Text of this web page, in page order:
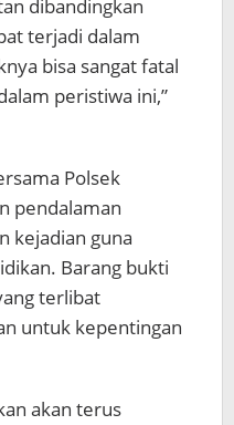
dibandingkan
terjadi dalam
bisa sangat fatal
peristiwa ini,”
Polsek
pendalaman
kejadian guna
Barang bukti
terlibat
untuk kepentingan
akan terus